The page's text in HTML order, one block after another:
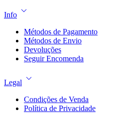
Info
Métodos de Pagamento
Métodos de Envio
Devoluções
Seguir Encomenda
Legal
Condições de Venda
Política de Privacidade